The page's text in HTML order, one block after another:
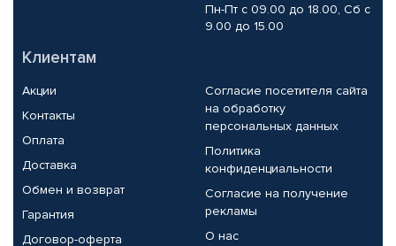
Пн-Пт с 09.00 до 18.00, Сб с
9.00 до 15.00
Клиентам
Акции
Контакты
Оплата
Доставка
Обмен и возврат
Гарантия
Договор-оферта
Согласие посетителя сайта
на обработку
персональных данных
Политика
конфиденциальности
Согласие на получение
рекламы
О нас